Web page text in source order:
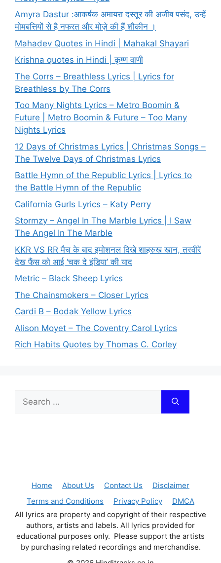
Amyra Dastur :आकर्षक अमायरा दस्तूर की अजीब पसंद, उन्हें
मोमबत्तियों से है नफरत और मोज़े की हैं शौकीन ।
Mahadev Quotes in Hindi | Mahakal Shayari
Krishna quotes in Hindi | कृष्ण वाणी
The Corrs – Breathless Lyrics | Lyrics for
Breathless by The Corrs
Too Many Nights Lyrics – Metro Boomin &
Future | Metro Boomin & Future – Too Many
Nights Lyrics
12 Days of Christmas Lyrics | Christmas Songs –
The Twelve Days of Christmas Lyrics
Battle Hymn of the Republic Lyrics | Lyrics to
the Battle Hymn of the Republic
California Gurls Lyrics – Katy Perry
Stormzy – Angel In The Marble Lyrics | I Saw
The Angel In The Marble
KKR VS RR मैच के बाद इमोशनल दिखे शाहरुख खान, तस्वीरें
देख फैंस को आई ‘चक दे इंडिया’ की याद
Metric – Black Sheep Lyrics
The Chainsmokers – Closer Lyrics
Cardi B – Bodak Yellow Lyrics
Alison Moyet – The Coventry Carol Lyrics
Rich Habits Quotes by Thomas C. Corley
Search
for:
Home About Us Contact Us
Disclaimer
Terms and Conditions
Privacy Policy
DMCA
All lyrics are property and copyright of their respective
authors, artists and labels. All lyrics provided for
educational purposes only. Please support the artists
by purchasing related recordings and merchandise.